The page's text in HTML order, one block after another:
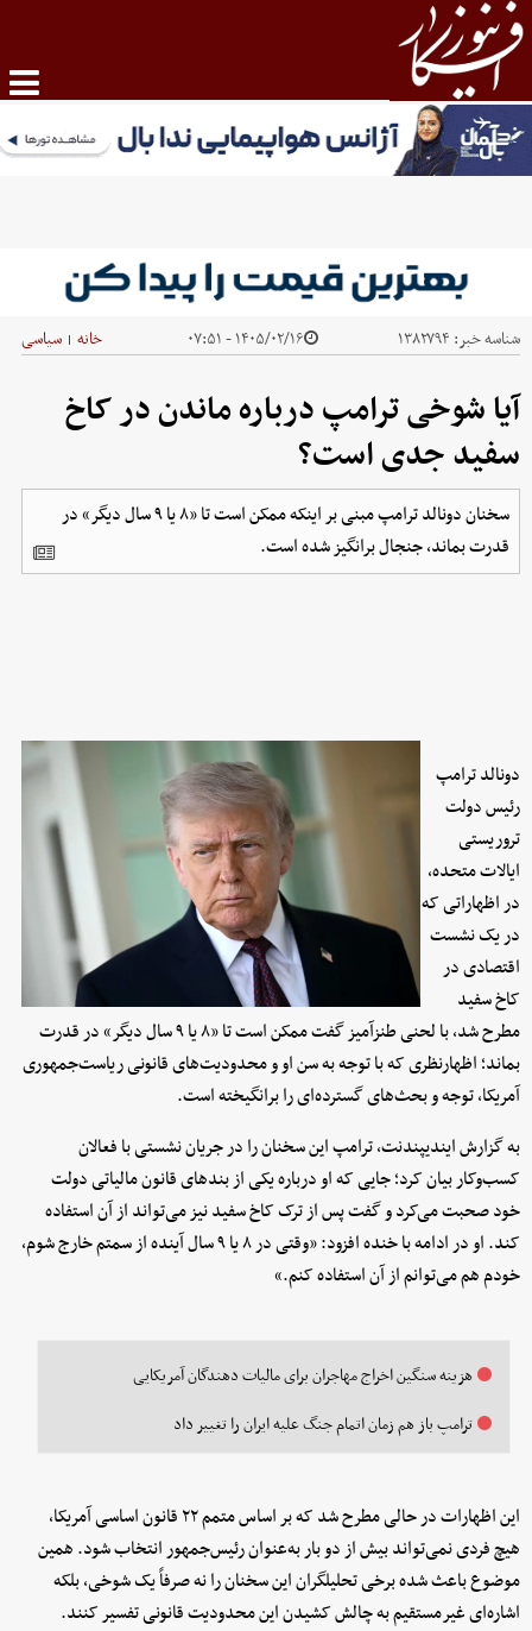
شناسه خبر: ۱۳۸۲۷۹۴ ۱۴۰۵/۰۲/۱۶ - ۰۷:۵۱ خانه | سیاسی
آیا شوخی ترامپ درباره ماندن در کاخ
سفید جدی است؟
سخنان دونالد ترامپ مبنی بر اینکه ممکن است تا «۸ یا ۹ سال دیگر» در
قدرت بماند، جنجال برانگیز شده است.
دونالد ترامپ
رئیس‌ دولت
تروریستی
ایالات متحده،
در اظهاراتی که
در یک نشست
اقتصادی در
کاخ سفید
مطرح شد، با لحنی طنزآمیز گفت ممکن است تا «۸ یا ۹ سال دیگر» در قدرت
بماند؛ اظهارنظری که با توجه به سن او و محدودیت‌های قانونی ریاست‌جمهوری
آمریکا، توجه و بحث‌های گسترده‌ای را برانگیخته است.
به گزارش ایندیپندنت، ترامپ این سخنان را در جریان نشستی با فعالان
کسب‌وکار بیان کرد؛ جایی که او درباره یکی از بندهای قانون مالیاتی دولت
خود صحبت می‌کرد و گفت پس از ترک کاخ سفید نیز می‌تواند از آن استفاده
کند. او در ادامه با خنده افزود: «وقتی در ۸ یا ۹ سال آینده از سمتم خارج شوم،
خودم هم می‌توانم از آن استفاده کنم.»
هزینه سنگین اخراج مهاجران برای مالیات دهندگان آمریکایی
ترامپ باز هم زمان اتمام جنگ علیه ایران را تغییر داد
این اظهارات در حالی مطرح شد که بر اساس متمم ۲۲ قانون اساسی آمریکا،
هیچ فردی نمی‌تواند بیش از دو بار به‌عنوان رئیس‌جمهور انتخاب شود. همین
موضوع باعث شده برخی تحلیلگران این سخنان را نه صرفاً یک شوخی، بلکه
اشاره‌ای غیرمستقیم به چالش کشیدن این محدودیت قانونی تفسیر کنند.